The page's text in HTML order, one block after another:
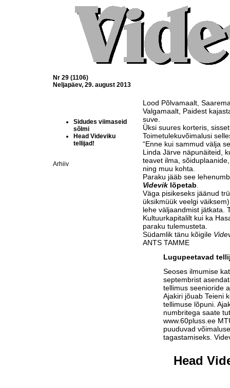
Nr 29 (1106)
Neljapäev, 29. august 2013
Sidudes viimaseid
sõlmi
Head Videviku
tellijad!
Arhiiv
Lood Põlvamaalt,
Valgamaalt, Paidest
suve.
Üksi suures korteris,
Toimetulekuvõimalusi
“Enne kui sammud välja
Linda Järve näpunäiteid,
teavet ilma,
ning muu kohta.
Paraku jääb see
Videvik lõpetab
Väga pisikeseks jäänud
üksikmüük veelgi
lehe väljaandmist jätkata.
Kultuurkapitalilt kui ka
paraku tulemusteta.
Südamlik tänu kõigile
ANTS TAMME
Lugupeetavad
Seoses ilmumise
septembrist
tellimus seenioride
Ajakiri jõuab Teieni
tellimuse lõpuni.
numbritega saate
www.60pluss.ee
puuduvad
tagastamiseks.
Head